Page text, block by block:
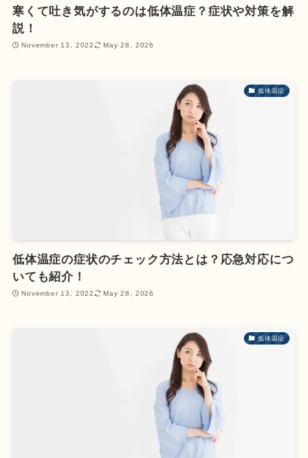
寒くて吐き気がするのは低体温症？症状や対策を解
説！
November 13, 2022 May 28, 2026
低体温症
低体温症の症状のチェック方法とは？応急対応につ
いても紹介！
November 13, 2022 May 28, 2026
低体温症